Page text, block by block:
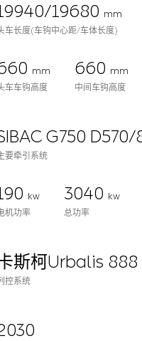
19680 mm
车长度(车钩中心距/车体长度)
mm
车车钩高度
660 mm
中间车钩高度
G750
要牵引系统
kw
机功率
3040 kw
总功率
斯柯Urbalis 888
控系统